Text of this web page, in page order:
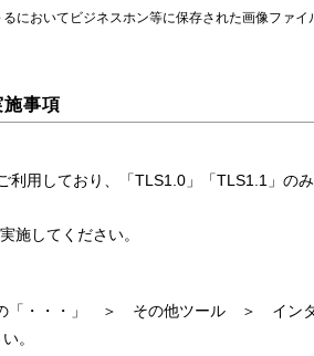
においてビジネスホン等に保存された画像ファ
事項
利用しており、「TLS1.0」「TLS1.1」の
施してください。
・・・」 ＞ その他ツール ＞ インタ
。